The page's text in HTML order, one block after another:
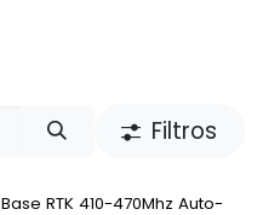
Filtros
Base RTK 410-470Mhz Auto-